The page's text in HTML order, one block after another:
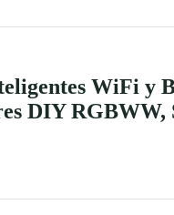
WiFi y
DIY